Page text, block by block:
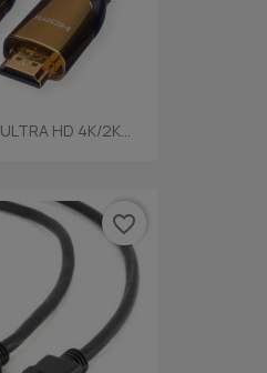
HD 4K/2K...
favorite_border